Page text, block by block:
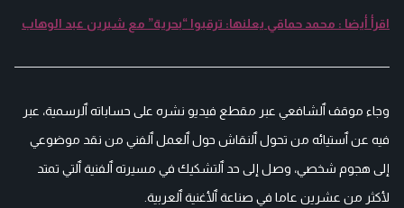
اقرأ أيضا : محمد حماقي يعلنها: ترقبوا “بحرية” مع شيرين عبد الوهاب
وجاء موقف ٱلشافعي عبر مقطع فيديو نشره على حساباته ٱلرسمية، عبر
فيه عن ٱستيائه من تحول ٱلنقاش حول ٱلعمل ٱلفني من نقد موضوعي
إلى هجوم شخصي، وصل إلى حد ٱلتشكيك في مسيرته ٱلفنية ٱلتي تمتد
لأكثر من عشرين عاما في صناعة ٱلأغنية ٱلعربية.